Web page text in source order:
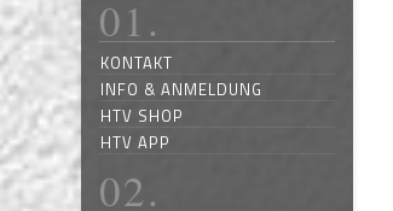
KONTAKT
INFO & ANMELDUNG
HTV SHOP
HTV APP